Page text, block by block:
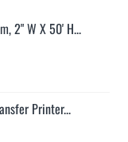
2" W X 50' H...
Printer...